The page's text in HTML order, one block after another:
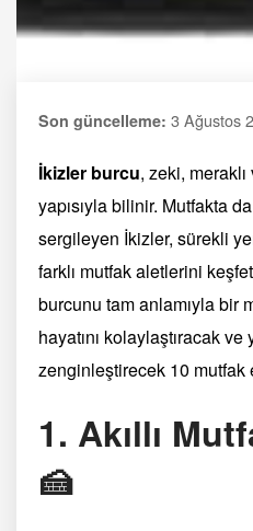
Son güncelleme: 3 Ağustos
İkizler burcu, zeki,
yapısıyla bilinir. Mutfakta
sergileyen İkizler, sürekli
farklı mutfak aletlerini
burcunu tam anlamıyla bir
hayatını kolaylaştıracak
zenginleştirecek 10 mutfak
1. Akıllı
🍰